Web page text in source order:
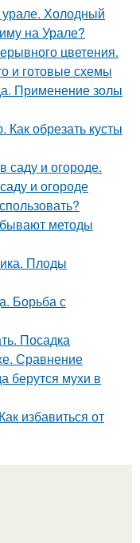
Холодный
на Урале?
цветения.
и готовые схемы
Применение золы
обрезать кусты
саду и огороде.
и огороде
методы
Плоды
Борьба с
Посадка
Сравнение
берутся мухи в
избавиться от